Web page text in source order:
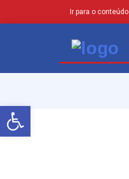
Barra de Ferramentas Aberta
Ir para o conteúdo